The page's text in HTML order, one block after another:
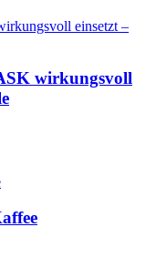
wirkungsvoll